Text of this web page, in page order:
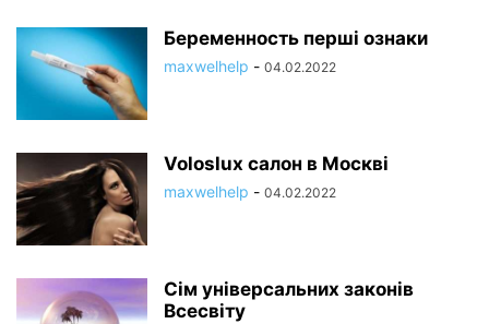
Беременность перші ознаки
maxwelhelp - 04.02.2022
Voloslux салон в Москві
maxwelhelp - 04.02.2022
Сім універсальних законів
Всесвіту